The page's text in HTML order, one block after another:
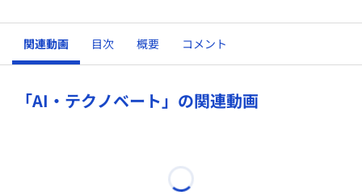
関連動画 目次 概要 コメント
「AI・テクノベート」の関連動画